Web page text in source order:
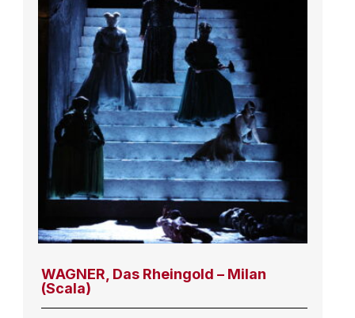
WAGNER, Das Rheingold – Milan
(Scala)